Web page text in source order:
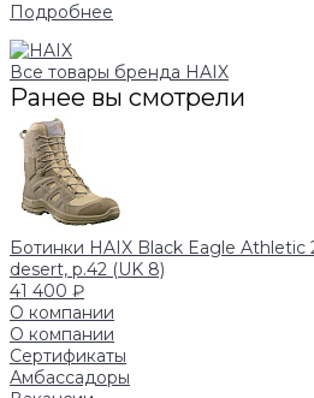
Подробнее
Все товары бренда HAIX
Ранее вы смотрели
Ботинки HAIX Black Eagle Athletic
desert, р.42 (UK 8)
41 400 ₽
О компании
О компании
Сертификаты
Амбассадоры